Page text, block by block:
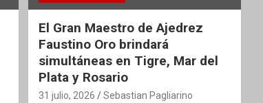
El Gran Maestro de Ajedrez
Faustino Oro brindará
simultáneas en Tigre, Mar del
Plata y Rosario
31 julio, 2026 Sebastian Pagliarino